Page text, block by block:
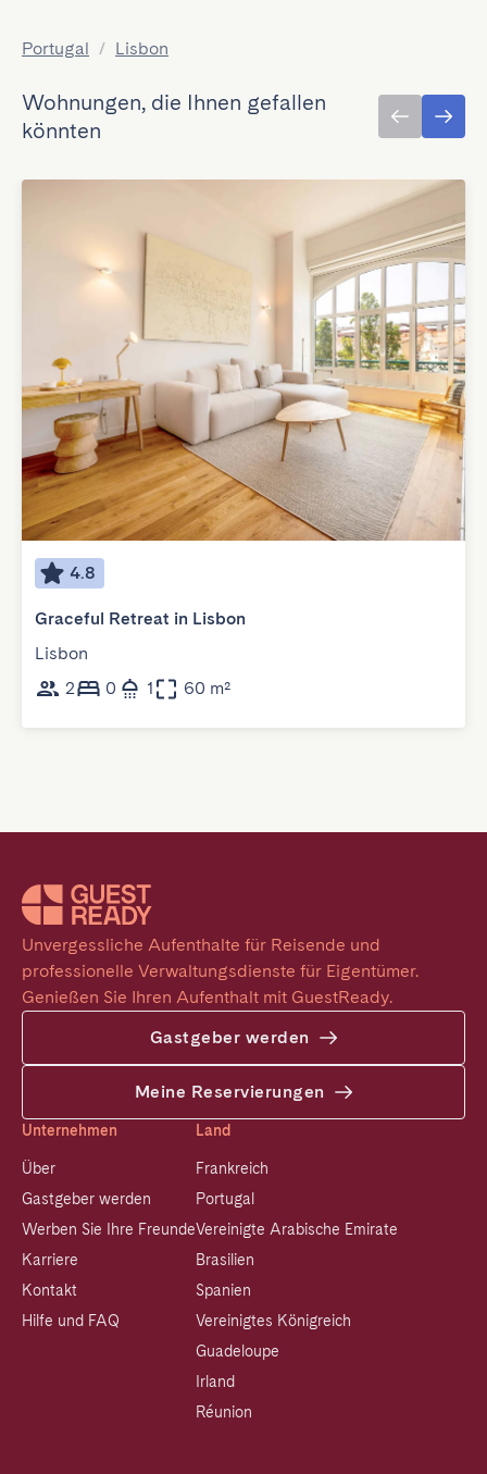
Portugal / Lisbon
Wohnungen, die Ihnen gefallen
könnten
4.8
Graceful Retreat in Lisbon
Lisbon
2
0 1 60 m²
Unvergessliche Aufenthalte für Reisende und
professionelle Verwaltungsdienste für Eigentümer.
Genießen Sie Ihren Aufenthalt mit GuestReady.
Gastgeber werden
Meine Reservierungen
Unternehmen
Über
Gastgeber werden
Werben Sie Ihre Freunde
Karriere
Kontakt
Hilfe und FAQ
Land
Frankreich
Portugal
Vereinigte Arabische Emirate
Brasilien
Spanien
Vereinigtes Königreich
Guadeloupe
Irland
Réunion